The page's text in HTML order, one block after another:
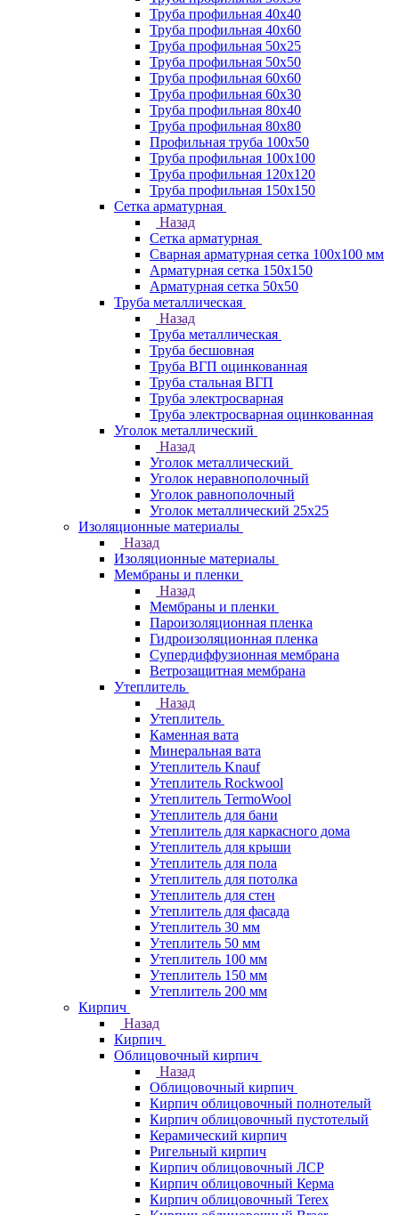
Труба профильная 40х40
Труба профильная 40х60
Труба профильная 50х25
Труба профильная 50х50
Труба профильная 60x60
Труба профильная 60х30
Труба профильная 80х40
Труба профильная 80х80
Профильная труба 100х50
Труба профильная 100х100
Труба профильная 120х120
Труба профильная 150х150
Сетка арматурная
Назад
Сетка арматурная
Сварная арматурная сетка 100х100 мм
Арматурная сетка 150х150
Арматурная сетка 50х50
Труба металлическая
Назад
Труба металлическая
Труба бесшовная
Труба ВГП оцинкованная
Труба стальная ВГП
Труба электросварная
Труба электросварная оцинкованная
Уголок металлический
Назад
Уголок металлический
Уголок неравнополочный
Уголок равнополочный
Уголок металлический 25х25
Изоляционные материалы
Назад
Изоляционные материалы
Мембраны и пленки
Назад
Мембраны и пленки
Пароизоляционная пленка
Гидроизоляционная пленка
Супердиффузионная мембрана
Ветрозащитная мембрана
Утеплитель
Назад
Утеплитель
Каменная вата
Минеральная вата
Утеплитель Knauf
Утеплитель Rockwool
Утеплитель TermoWool
Утеплитель для бани
Утеплитель для каркасного дома
Утеплитель для крыши
Утеплитель для пола
Утеплитель для потолка
Утеплитель для стен
Утеплитель для фасада
Утеплитель 30 мм
Утеплитель 50 мм
Утеплитель 100 мм
Утеплитель 150 мм
Утеплитель 200 мм
Кирпич
Назад
Кирпич
Облицовочный кирпич
Назад
Облицовочный кирпич
Кирпич облицовочный полнотелый
Кирпич облицовочный пустотелый
Керамический кирпич
Ригельный кирпич
Кирпич облицовочный ЛСР
Кирпич облицовочный Керма
Кирпич облицовочный Terex